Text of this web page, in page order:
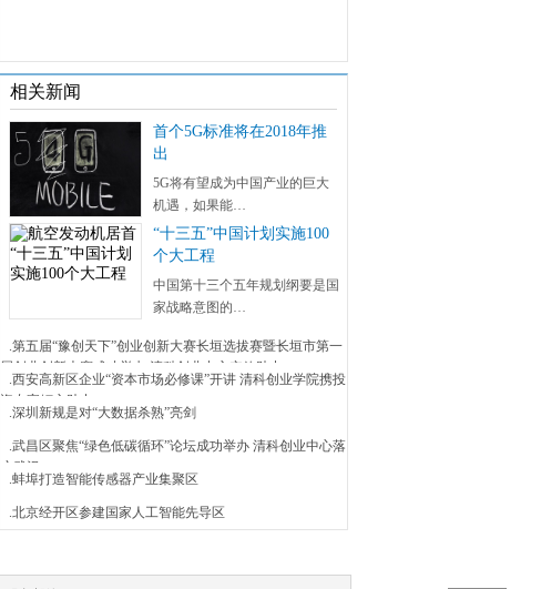
相关新闻
首个5G标准将在2018年推
出
5G将有望成为中国产业的巨大
机遇，如果能…
“十三五”中国计划实施100
个大工程
中国第十三个五年规划纲要是国
家战略意图的…
.第五届“豫创天下”创业创新大赛长垣选拔赛暨长垣市第一
届创业创新大赛成功举办 清科创业中心实效助力
.西安高新区企业“资本市场必修课”开讲 清科创业学院携投
资专家倾心助力
.深圳新规是对“大数据杀熟”亮剑
.武昌区聚焦“绿色低碳循环”论坛成功举办 清科创业中心落
户武汉
.蚌埠打造智能传感器产业集聚区
.北京经开区参建国家人工智能先导区